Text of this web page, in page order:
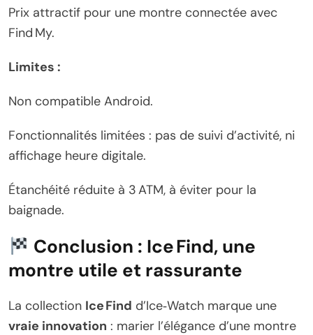
Prix attractif pour une montre connectée avec
Find My.
Limites :
Non compatible Android.
Fonctionnalités limitées : pas de suivi d’activité, ni
affichage heure digitale.
Étanchéité réduite à 3 ATM, à éviter pour la
baignade.
Conclusion : Ice Find, une
montre utile et rassurante
La collection Ice Find d’Ice‑Watch marque une
vraie innovation : marier l’élégance d’une montre